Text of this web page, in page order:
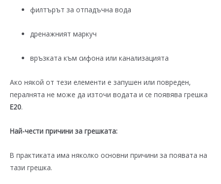
филтърът за отпадъчна вода
дренажният маркуч
връзката към сифона или канализацията
Ако някой от тези елементи е запушен или повреден,
пералнята не може да източи водата и се появява грешка
E20.
Най-чести причини за грешката:
В практиката има няколко основни причини за появата на
тази грешка.